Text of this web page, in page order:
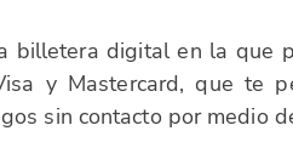
billetera digital en la que
y Mastercard, que te
sin contacto por medio